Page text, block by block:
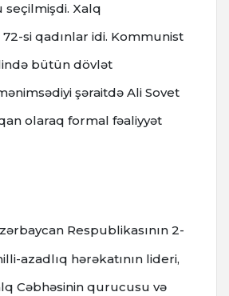
seçilmişdi. Xalq
si qadınlar idi. Kommunist
bütün dövlət
şəraitdə Ali Sovet
olaraq formal fəaliyyət
Respublikasının 2-
azadlıq hərəkatının lideri,
Cəbhəsinin qurucusu və